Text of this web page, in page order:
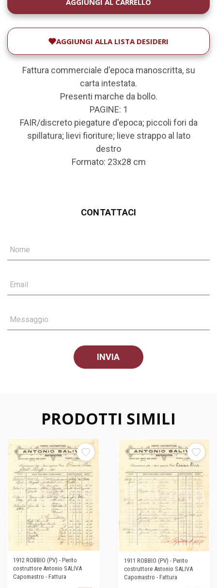
ATTUALE:
AGGIUNGI ALLA LISTA DESIDERI
Fattura commerciale d'epoca manoscritta, su
carta intestata.
Presenti marche da bollo.
PAGINE: 1
FAIR/discreto piegature d'epoca; piccoli fori da
spillatura; lievi fioriture; lieve strappo al lato
destro
Formato: 23x28 cm
CONTATTACI
Nome
Email
Messaggio
PRODOTTI SIMILI
1912 ROBBIO (PV) - Perito
costruttore Antonio SALIVA
Capomastro - Fattura
1911 ROBBIO (PV) - Perito
costruttore Antonio SALIVA
Capomastro - Fattura